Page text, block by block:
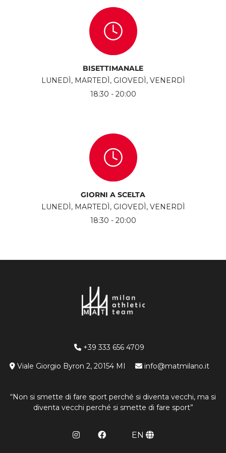
BISETTIMANALE
LUNEDÌ, MARTEDÌ, GIOVEDÌ, VENERDÌ
18:30 - 20:00
GIORNI A SCELTA
LUNEDÌ, MARTEDÌ, GIOVEDÌ, VENERDÌ
18:30 - 20:00
+39 333 656 4709
Viale Giorgio Byron 2, 20154 MI info@matmilano.it
“Non si smette di fare sport perché si diventa vecchi, ma si
diventa vecchi perché si smette di fare sport”
EN